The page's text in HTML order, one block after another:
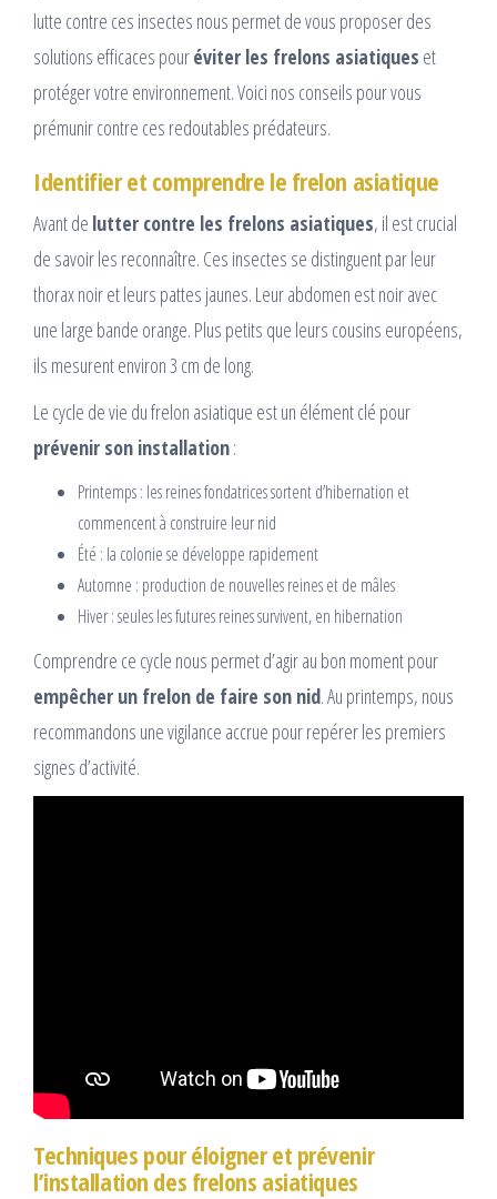
lutte contre ces insectes nous permet de vous proposer des
solutions efficaces pouréviter les frelons asiatiques et
protéger votre environnement. Voici nos conseils pour vous
prémunir contre ces redoutables prédateurs.
Identifier et comprendre le frelon asiatique
Avant de lutter contre les frelons asiatiques, il est crucial
de savoir les reconnaître. Ces insectes se distinguent par leur
thorax noir et leurs pattes jaunes. Leur abdomen est noir avec
une large bande orange. Plus petits que leurs cousins européens,
ils mesurent environ 3 cm de long.
Le cycle de vie du frelon asiatique est un élément clé pour
prévenir son installation:
Printemps : les reines fondatrices sortent d’hibernation et
commencent à construire leur nid
Été : la colonie se développe rapidement
Automne : production de nouvelles reines et de mâles
Hiver : seules les futures reines survivent, en hibernation
Comprendre ce cycle nous permet d’agir au bon moment pour
empêcher un frelon de faire son nid. Au printemps, nous
recommandons une vigilance accrue pour repérer les premiers
signes d’activité.
Techniques pour éloigner et prévenir
l’installation des frelons asiatiques